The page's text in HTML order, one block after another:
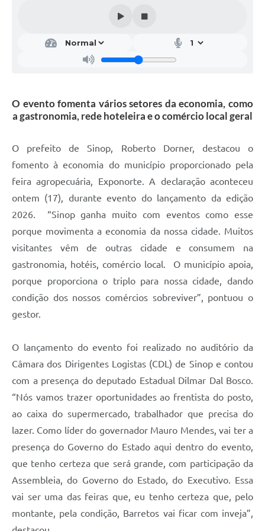
O evento fomenta vários setores da economia, como
a gastronomia, rede hoteleira e o comércio local geral
O prefeito de Sinop, Roberto Dorner, destacou o
fomento à economia do município proporcionado pela
feira agropecuária, Exponorte. A declaração aconteceu
ontem (17), durante evento do lançamento da edição
2026. “Sinop ganha muito com eventos como esse
porque movimenta a economia da nossa cidade. Muitos
visitantes vêm de outras cidade e consumem na
gastronomia, hotéis, comércio local. O município apoia,
porque proporciona o triplo para nossa cidade, dando
condição dos nossos comércios sobreviver”, pontuou o
gestor.
O lançamento do evento foi realizado no auditório da
Câmara dos Dirigentes Logistas (CDL) de Sinop e contou
com a presença do deputado Estadual Dilmar Dal Bosco.
“Nós vamos trazer oportunidades ao frentista do posto,
ao caixa do supermercado, trabalhador que precisa do
lazer. Como líder do governador Mauro Mendes, vai ter a
presença do Governo do Estado aqui dentro do evento,
que tenho certeza que será grande, com participação da
Assembleia, do Governo do Estado, do Executivo. Essa
vai ser uma das feiras que, eu tenho certeza que, pelo
montante, pela condição, Barretos vai ficar com inveja”,